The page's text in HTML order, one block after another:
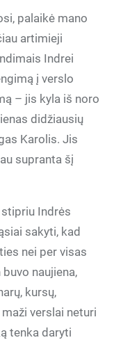
palaikė mano
artimieji
Indrei
į verslo
– jis kyla iš noro
didžiausių
Karolis. Jis
supranta šį
Indrės
sakyti, kad
nei per visas
naujiena,
kursų,
verslai neturi
tenka daryti